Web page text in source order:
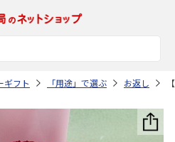
ギフト 「用途」で選ぶ お返し